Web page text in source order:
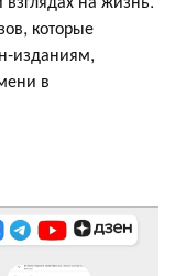
которые
изданиям,
в